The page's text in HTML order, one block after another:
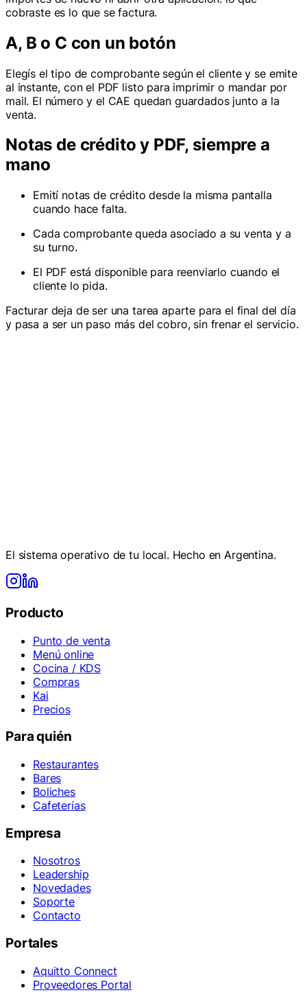
cobraste es lo que se factura.
A, B o C con un botón
Elegís el tipo de comprobante según el cliente y se emite
al instante, con el PDF listo para imprimir o mandar por
mail. El número y el CAE quedan guardados junto a la
venta.
Notas de crédito y PDF, siempre a
mano
Emití notas de crédito desde la misma pantalla
cuando hace falta.
Cada comprobante queda asociado a su venta y a
su turno.
El PDF está disponible para reenviarlo cuando el
cliente lo pida.
Facturar deja de ser una tarea aparte para el final del día
y pasa a ser un paso más del cobro, sin frenar el servicio.
El sistema operativo de tu local. Hecho en Argentina.
Producto
Punto de venta
Menú online
Cocina / KDS
Compras
Kai
Precios
Para quién
Restaurantes
Bares
Boliches
Cafeterías
Empresa
Nosotros
Leadership
Novedades
Soporte
Contacto
Portales
Aquitto Connect
Proveedores Portal